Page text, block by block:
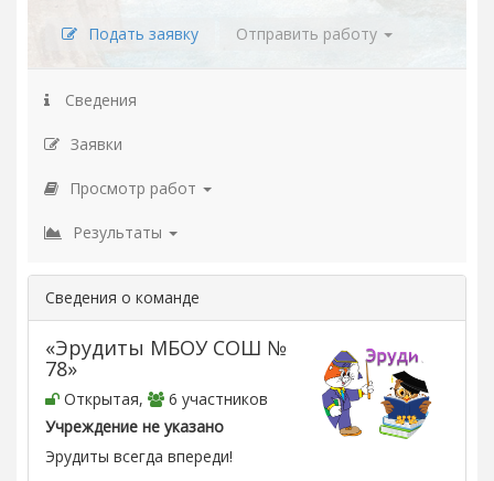
Подать заявку Отправить работу
Сведения
Заявки
Просмотр работ
Результаты
Сведения о команде
«Эрудиты МБОУ СОШ №
78»
Открытая,
6 участников
Учреждение не указано
Эрудиты всегда впереди!